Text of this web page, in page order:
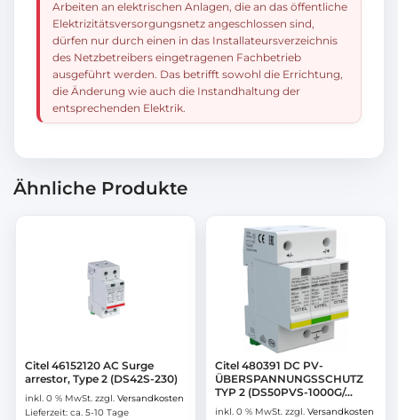
Arbeiten an elektrischen Anlagen, die an das öffentliche
Elektrizitätsversorgungsnetz angeschlossen sind,
dürfen nur durch einen in das Installateursverzeichnis
des Netzbetreibers eingetragenen Fachbetrieb
ausgeführt werden. Das betrifft sowohl die Errichtung,
die Änderung wie auch die Instandhaltung der
entsprechenden Elektrik.
Ähnliche Produkte
Citel 46152120 AC Surge
arrestor, Type 2 (DS42S-230)
inkl. 0 % MwSt. zzgl. Versandkosten
Lieferzeit: ca. 5-10 Tage
Citel 480391 DC PV-
ÜBERSPANNUNGSSCHUTZ
TYP 2 (DS50PVS-1000G/...
inkl. 0 % MwSt. zzgl. Versandkosten